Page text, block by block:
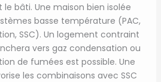
le bâti. Une maison bien isolée
basse température (PAC,
SSC). Un logement contraint
vers gaz condensation ou
de fumées est possible. Une
les combinaisons avec SSC